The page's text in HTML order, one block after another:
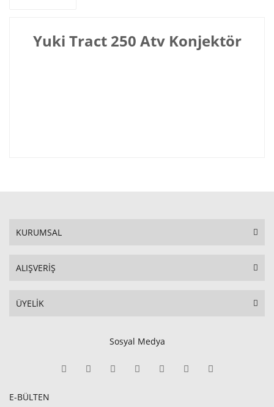
Yuki Tract 250 Atv Konjektör
KURUMSAL
ALIŞVERİŞ
ÜYELİK
Sosyal Medya
E-BÜLTEN